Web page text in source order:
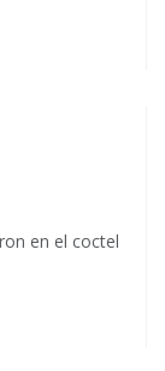
en el coctel